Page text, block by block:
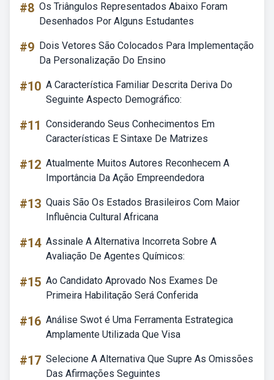
#8 Os Triângulos Representados Abaixo Foram
Desenhados Por Alguns Estudantes
#9 Dois Vetores São Colocados Para Implementação
Da Personalização Do Ensino
#10 A Característica Familiar Descrita Deriva Do
Seguinte Aspecto Demográfico:
#11 Considerando Seus Conhecimentos Em
Características E Sintaxe De Matrizes
#12 Atualmente Muitos Autores Reconhecem A
Importância Da Ação Empreendedora
#13 Quais São Os Estados Brasileiros Com Maior
Influência Cultural Africana
#14 Assinale A Alternativa Incorreta Sobre A
Avaliação De Agentes Químicos:
#15 Ao Candidato Aprovado Nos Exames De
Primeira Habilitação Será Conferida
#16 Análise Swot é Uma Ferramenta Estrategica
Amplamente Utilizada Que Visa
#17 Selecione A Alternativa Que Supre As Omissões
Das Afirmações Seguintes